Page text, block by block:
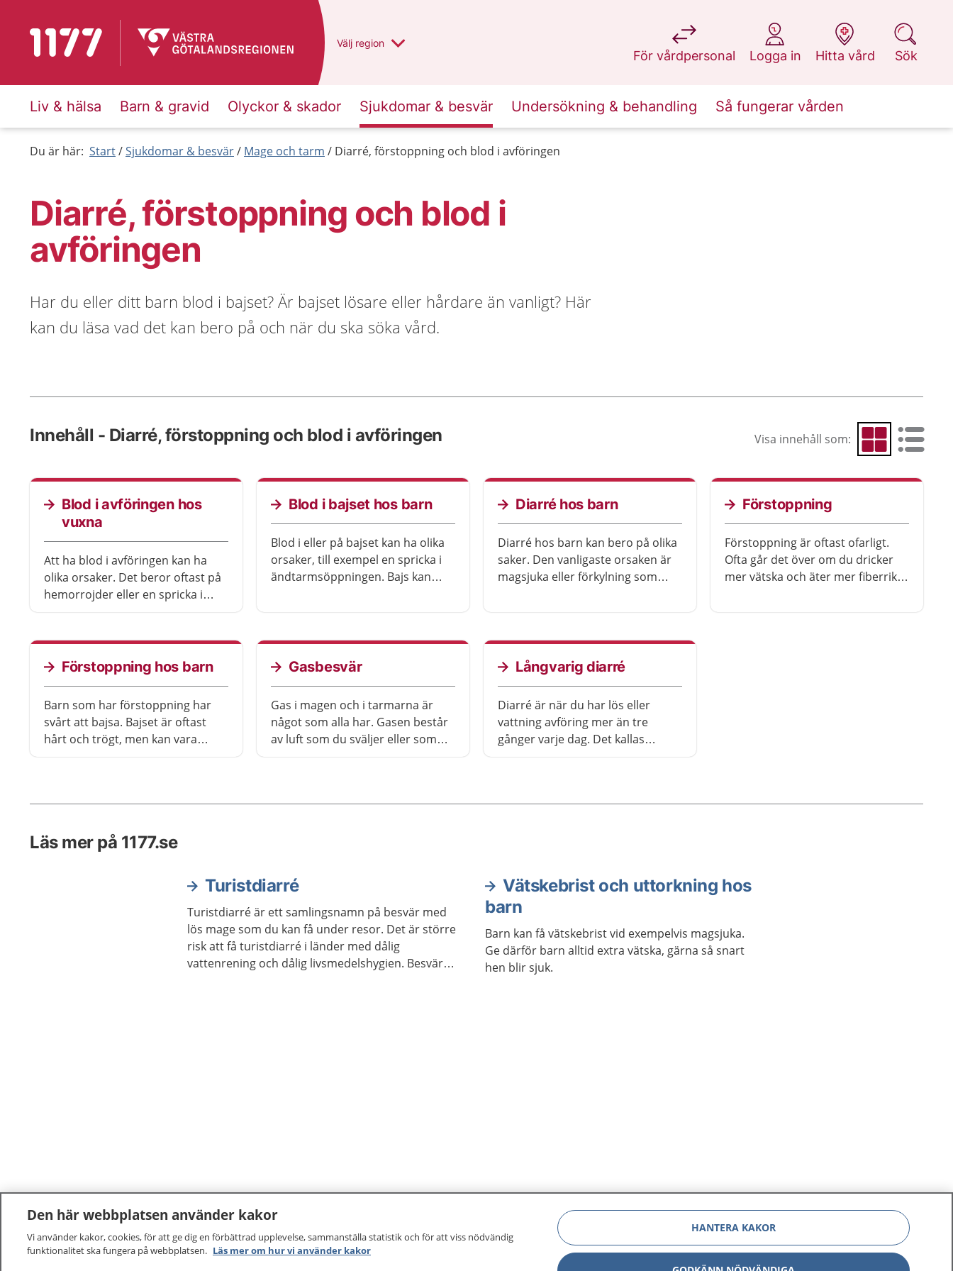
Till startsidan för 1177 Du har valt region
Välj en annan
region
För vårdpersonal
på 1177.se
Logga in
på 1177.se
Hitta vård
på 1177.se
Sök
på 1177.se
Liv & hälsa Barn & gravid Olyckor & skador Sjukdomar & besvär Undersökning & behandling Så fungerar vården
Du är här: Start Sjukdomar & besvär Mage och tarm Diarré, förstoppning och blod i avföringen
Diarré, förstoppning och blod i
avföringen
Har du eller ditt barn blod i bajset? Är bajset lösare eller hårdare än vanligt? Här
kan du läsa vad det kan bero på och när du ska söka vård.
Innehåll - Diarré, förstoppning och blod i avföringen Visa innehåll som: Visa som rutnät
Visa som
Blod i avföringen hos
vuxna
Att ha blod i avföringen kan ha
olika orsaker. Det beror oftast på
hemorrojder eller en spricka i
läkare, även om du bara har haft
en enstaka blödning.
Blod i bajset hos barn
Blod i eller på bajset kan ha olika
orsaker, till exempel en spricka i
ändtarmsöppningen. Bajs kan
oftast inget tecken på någon
allvarligare sjukdom.
Diarré hos barn
Diarré hos barn kan bero på olika
saker. Den vanligaste orsaken är
magsjuka eller förkylning som
Förstoppning
Förstoppning är oftast ofarligt.
Ofta går det över om du dricker
mer vätska och äter mer fiberrik
Förstoppning hos barn
Barn som har förstoppning har
svårt att bajsa. Bajset är oftast
hårt och trögt, men kan vara
eller pågå en längre tid. Ibland
läkemedel som gör bajset
Gasbesvär
Gas i magen och i tarmarna är
något som alla har. Gasen består
av luft som du sväljer eller som
och att du får ont, men är oftast
Långvarig diarré
Diarré är när du har lös eller
vattning avföring mer än tre
gånger varje dag. Det kallas
Läs mer på 1177.se
Turistdiarré
Turistdiarré är ett samlingsnamn på besvär med
lös mage som du kan få under resor. Det är större
risk att få turistdiarré i länder med dålig
vattenrening och dålig livsmedelshygien. Besvären
Vätskebrist och uttorkning hos
barn
Barn kan få vätskebrist vid exempelvis magsjuka.
Ge därför barn alltid extra vätska, gärna så snart
hen blir sjuk.
Den här webbplatsen använder kakor
Vi använder kakor, cookies, för att ge dig en förbättrad upplevelse, sammanställa statistik och för att viss nödvändig
funktionalitet ska fungera på webbplatsen. Läs mer om hur vi använder kakor
HANTERA KAKOR